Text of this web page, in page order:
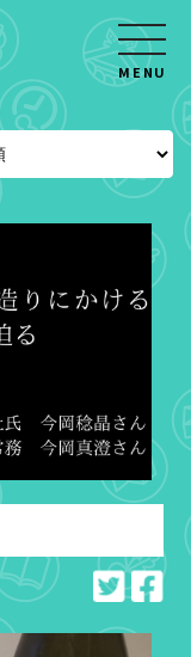
MENU